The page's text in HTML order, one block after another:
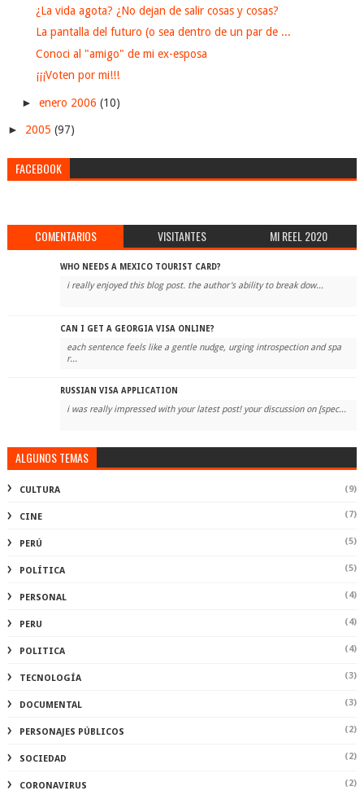
¿La vida agota? ¿No dejan de salir cosas y cosas?
La pantalla del futuro (o sea dentro de un par de ...
Conoci al "amigo" de mi ex-esposa
¡¡¡Voten por mi!!!
► enero 2006 (10)
► 2005 (97)
FACEBOOK
COMENTARIOS VISITANTES MI REEL 2020
WHO NEEDS A MEXICO TOURIST CARD?
i really enjoyed this blog post. the author's ability to break dow...
CAN I GET A GEORGIA VISA ONLINE?
each sentence feels like a gentle nudge, urging introspection and spa
r...
RUSSIAN VISA APPLICATION
i was really impressed with your latest post! your discussion on [spec...
ALGUNOS TEMAS
CULTURA (9)
CINE (7)
PERÚ (5)
POLÍTICA (5)
PERSONAL (4)
PERU (4)
POLITICA (4)
TECNOLOGÍA (3)
DOCUMENTAL (3)
PERSONAJES PÚBLICOS (2)
SOCIEDAD (2)
CORONAVIRUS (2)